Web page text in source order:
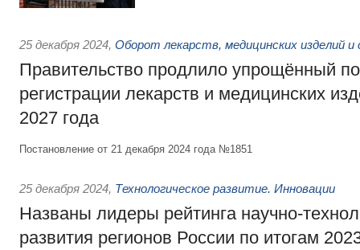
25 декабря 2024, Оборот лекарств, медицинских изделий и
Правительство продлило упрощённый
регистрации лекарств и медицинских
2027 года
Постановление от 21 декабря 2024 года №1851
25 декабря 2024, Технологическое развитие. Инновации
Названы лидеры рейтинга научно-
развития регионов России по итогам